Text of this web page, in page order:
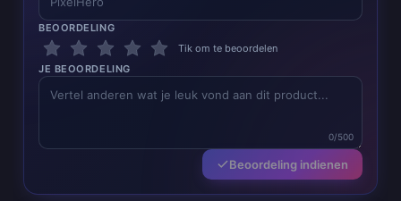
BEOORDELING
Tik om te beoordelen
JE BEOORDELING
0/500
Beoordeling indienen